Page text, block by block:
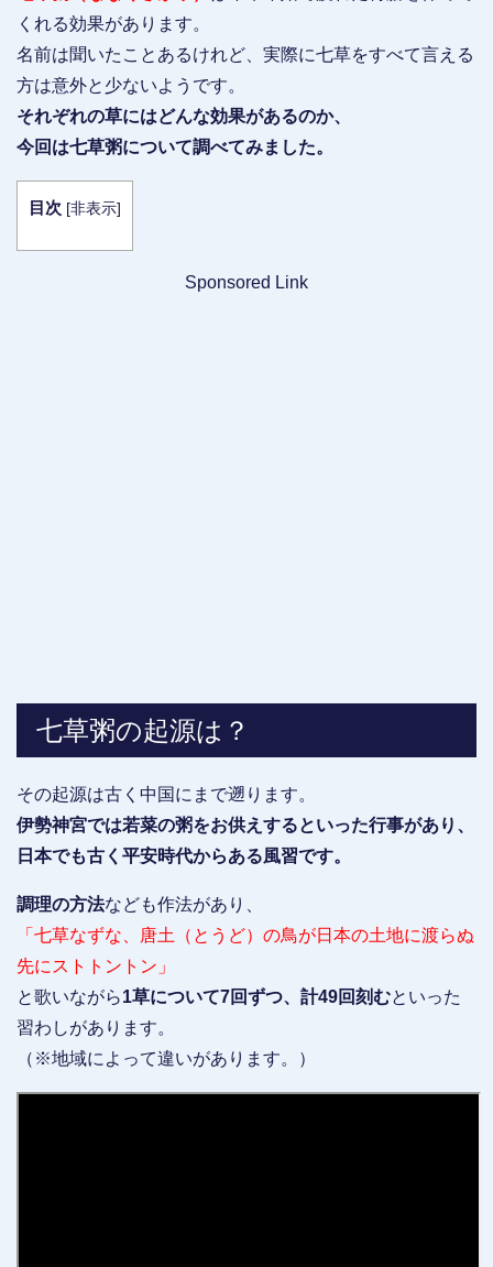
くれる効果があります。
名前は聞いたことあるけれど、実際に七草をすべて言える
方は意外と少ないようです。
それぞれの草にはどんな効果があるのか、
今回は七草粥について調べてみました。
目次 [非表示]
Sponsored Link
七草粥の起源は？
その起源は古く中国にまで遡ります。
伊勢神宮では若菜の粥をお供えするといった行事があり、
日本でも古く平安時代からある風習です。
調理の方法なども作法があり、
「七草なずな、唐土（とうど）の鳥が日本の土地に渡らぬ
先にストトントン」
と歌いながら1草について7回ずつ、計49回刻むといった
習わしがあります。
（※地域によって違いがあります。）